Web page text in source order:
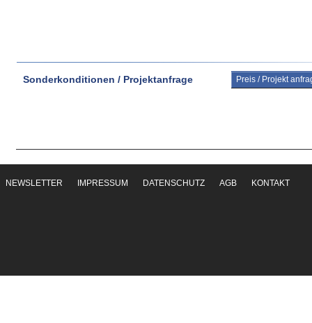
Sonderkonditionen / Projektanfrage Preis / Projekt
NEWSLETTER IMPRESSUM DATENSCHUTZ AGB KONTAKT